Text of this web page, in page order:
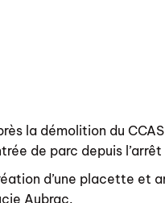
la démolition du
de parc depuis
d’une placette et
Aubrac.